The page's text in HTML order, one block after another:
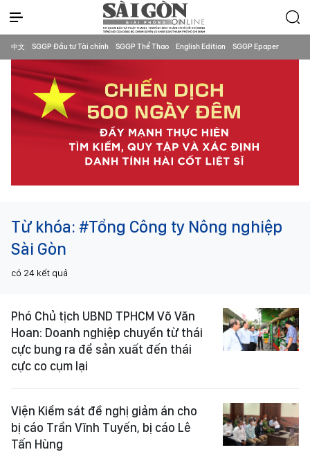
中文 SGGP Đầu tư Tài chính SGGP Thể Thao English Edition SGGP Epaper
Từ khóa: #Tổng Công ty Nông nghiệp
Sài Gòn
có 24 kết quả
Phó Chủ tịch UBND TPHCM Võ Văn
Hoan: Doanh nghiệp chuyển từ thái
cực bung ra để sản xuất đến thái
cực co cụm lại
Viện Kiểm sát đề nghị giảm án cho
bị cáo Trần Vĩnh Tuyến, bị cáo Lê
Tấn Hùng